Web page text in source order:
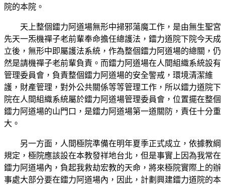
院的本院。
天上整個鐳力阿道場無形中掃邪蕩魔工作，是由無生聖宮
先天一炁機禪子老前輩奉命擔任總護法，鐳力道院下院今天成
立後，無形中即屬護法系統，作為整個鐳力阿道場的總關，仍
然是請機禪子老前輩負責。而鐳力阿道場在人間組織系統設有
管理委員會，負責整個鐳力阿道場的安全警戒，環境清潔維
護，財產管理，對外公共關係等等管理工作，所以鐳力道院下
院在人間組織系統屬於鐳力阿道場管理委員會，位置擺在整個
鐳力阿道場的山門口，是鐳力阿道場第一道關防，責任十分重
大。
另一方面，人間極院準備在明年夏季正式成立，依據教綱
規定，極院應該設在本教發祥地台北，但是事實上因為我常在
鐳力阿道場內，負起我救劫宏教的天命，將來極院實際上的辦
事處大部分要在鐳力阿道場內，因此，計劃興建鐳力道院的本